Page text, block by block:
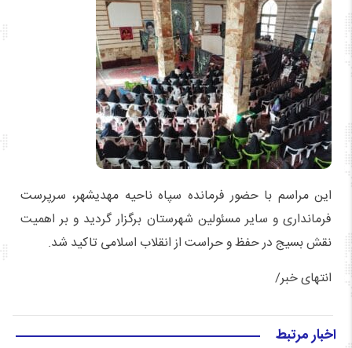
این مراسم با حضور فرمانده سپاه ناحیه مهدیشهر، سرپرست
فرمانداری و سایر مسئولین شهرستان برگزار گردید و بر اهمیت
نقش بسیج در حفظ و حراست از انقلاب اسلامی تاکید شد.
انتهای خبر/
اخبار مرتبط